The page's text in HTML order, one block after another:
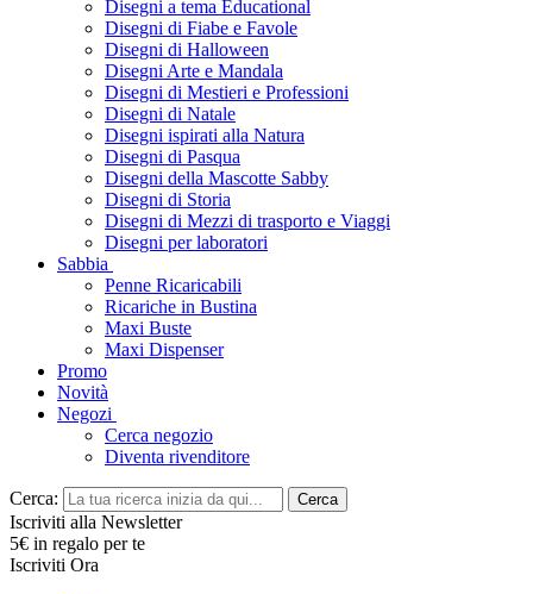
Disegni a tema Educational
Disegni di Fiabe e Favole
Disegni di Halloween
Disegni Arte e Mandala
Disegni di Mestieri e Professioni
Disegni di Natale
Disegni ispirati alla Natura
Disegni di Pasqua
Disegni della Mascotte Sabby
Disegni di Storia
Disegni di Mezzi di trasporto e Viaggi
Disegni per laboratori
Sabbia
Penne Ricaricabili
Ricariche in Bustina
Maxi Buste
Maxi Dispenser
Promo
Novità
Negozi
Cerca negozio
Diventa rivenditore
Cerca: Cerca
Iscriviti alla Newsletter
5€ in regalo per te
Iscriviti Ora